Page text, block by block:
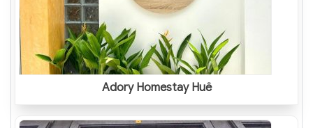
Adory Homestay Huế